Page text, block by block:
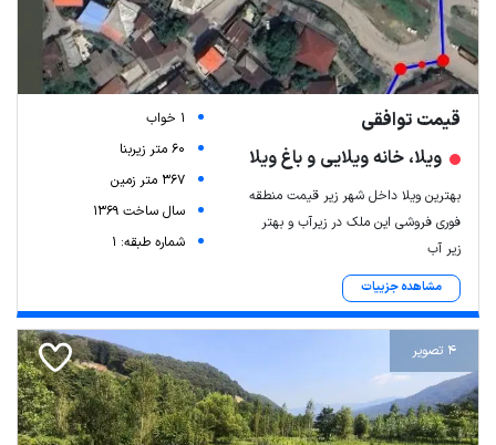
قیمت توافقی
ویلا، خانه ویلایی و باغ ویلا
بهترین ویلا داخل شهر زیر قیمت منطقه
فوری فروشی این ملک در زیرآب و بهتر
زیر آب
مشاهده جزییات
1 خواب
60 متر زیربنا
367 متر زمین
سال ساخت 1369
شماره طبقه: 1
4 تصویر